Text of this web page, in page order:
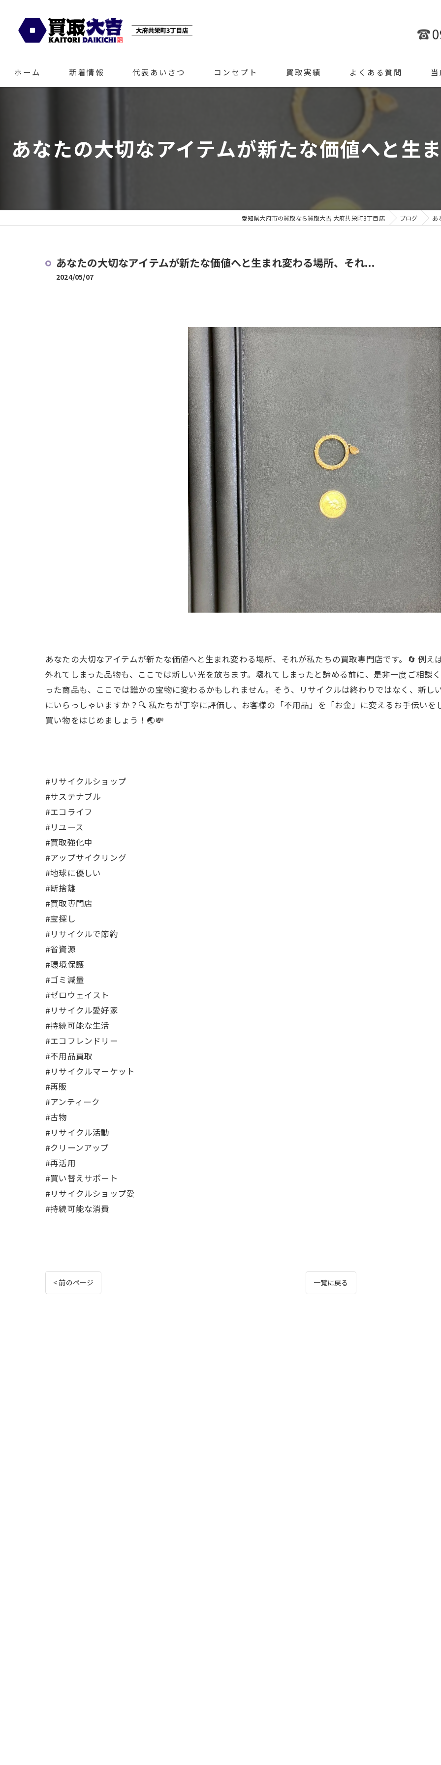
ホーム 新着情報 代表あいさつ コンセプト 買取実績 よくある質問
腕
あなたの大切なアイテムが新たな価値へと生
愛知県大府市の買取なら買取大吉 大府共栄町3丁目店 ブログ あ
あなたの大切なアイテムが新たな価値へと生まれ変わる場所、それ...
2024/05/07
あなたの大切なアイテムが新たな価値へと生まれ変わる場所、それが私たちの買取専門店です。🔄 例え
外れてしまった品物も、ここでは新しい光を放ちます。壊れてしまったと諦める前に、是非一度ご相談
った商品も、ここでは誰かの宝物に変わるかもしれません。そう、リサイクルは終わりではなく、新し
にいらっしゃいますか？🔍 私たちが丁寧に評価し、お客様の「不用品」を「お金」に変えるお手伝い
買い物をはじめましょう！🌏💸
#リサイクルショップ
#サステナブル
#エコライフ
#リユース
#買取強化中
#アップサイクリング
#地球に優しい
#断捨離
#買取専門店
#宝探し
#リサイクルで節約
#省資源
#環境保護
#ゴミ減量
#ゼロウェイスト
#リサイクル愛好家
#持続可能な生活
#エコフレンドリー
#不用品買取
#リサイクルマーケット
#再販
#アンティーク
#古物
#リサイクル活動
#クリーンアップ
#再活用
#買い替えサポート
#リサイクルショップ愛
#持続可能な消費
< 前のページ 一覧に戻る